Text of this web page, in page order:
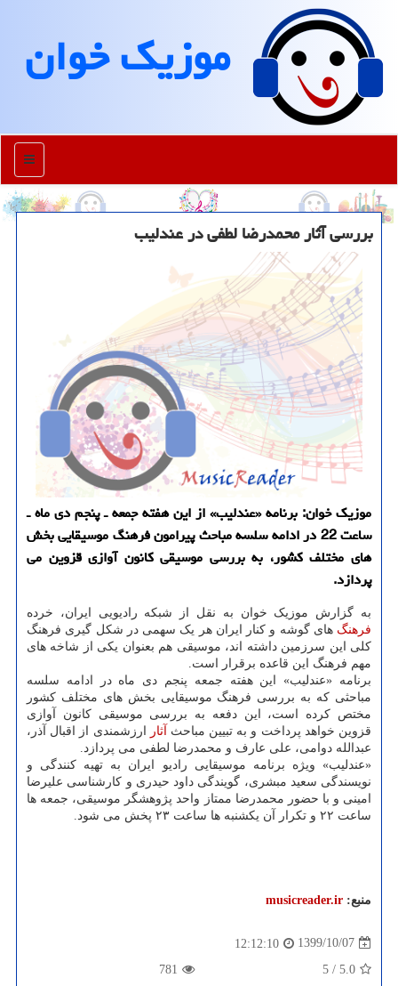
موزیك خوان
منو
بررسی آثار محمدرضا لطفی در عندلیب
موزیک خوان: برنامه «عندلیب» از این هفته جمعه ـ پنجم دی ماه ـ
ساعت 22 در ادامه سلسه مباحث پیرامون فرهنگ موسیقایی بخش
های مختلف کشور، به بررسی موسیقی کانون آوازی قزوین می
پردازد.
به گزارش موزیک خوان به نقل از شبکه رادیویی ایران، خرده
فرهنگ های گوشه و کنار ایران هر یک سهمی در شکل گیری فرهنگ
کلی این سرزمین داشته اند، موسیقی هم بعنوان یکی از شاخه های
مهم فرهنگ این قاعده برقرار است.
برنامه «عندلیب» این هفته جمعه پنجم دی ماه در ادامه سلسه
مباحثی که به بررسی فرهنگ موسیقایی بخش های مختلف کشور
مختص کرده است، این دفعه به بررسی موسیقی کانون آوازی
قزوین خواهد پرداخت و به تبیین مباحث آثار
ارزشمندی از اقبال آذر،
عبدالله دوامی، علی عارف و محمدرضا لطفی می پردازد.
«عندلیب» ویژه برنامه موسیقایی رادیو ایران به تهیه کنندگی و
نویسندگی سعید مبشری، گویندگی داود حیدری و کارشناسی علیرضا
امینی و با حضور محمدرضا ممتاز واحد پژوهشگر موسیقی، جمعه ها
ساعت ۲۲ و تکرار آن یکشنبه ها ساعت ۲۳ پخش می شود.
منبع: musicreader.ir
1399/10/07
12:12:10
5.0
/
5
781